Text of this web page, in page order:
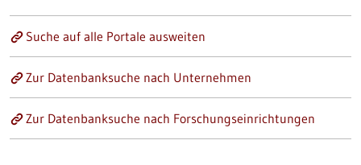
Suche auf alle Portale ausweiten
Zur Datenbanksuche nach Unternehmen
Zur Datenbanksuche nach Forschungseinrichtungen